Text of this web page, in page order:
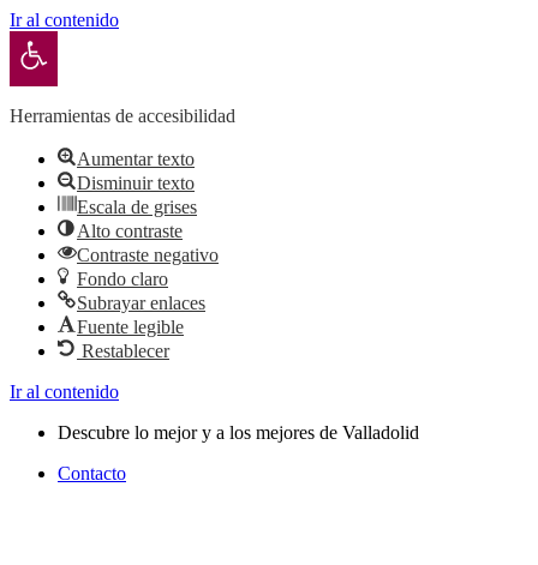
Ir al contenido
Abrir barra de herramientas
Herramientas de accesibilidad
Aumentar texto
Disminuir texto
Escala de grises
Alto contraste
Contraste negativo
Fondo claro
Subrayar enlaces
Fuente legible
Restablecer
Ir al contenido
Descubre lo mejor y a los mejores de Valladolid
Contacto